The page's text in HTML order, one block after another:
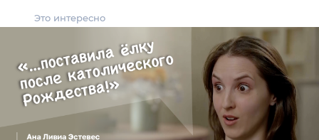
Это интересно